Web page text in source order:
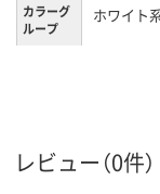
カラーグ
ループ
ホワイト
レビュー（0件）